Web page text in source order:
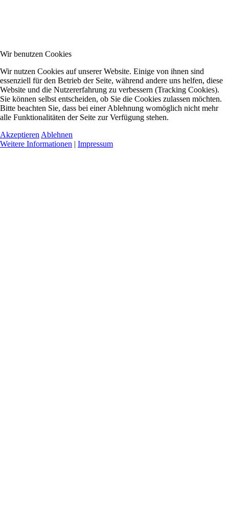
Wir benutzen Cookies
Wir nutzen Cookies auf unserer Website. Einige von ihnen sind
essenziell für den Betrieb der Seite, während andere uns helfen, diese
Website und die Nutzererfahrung zu verbessern (Tracking Cookies).
Sie können selbst entscheiden, ob Sie die Cookies zulassen möchten.
Bitte beachten Sie, dass bei einer Ablehnung womöglich nicht mehr
alle Funktionalitäten der Seite zur Verfügung stehen.
Akzeptieren Ablehnen
Weitere Informationen | Impressum